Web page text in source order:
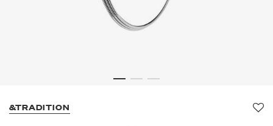
&TRADITION